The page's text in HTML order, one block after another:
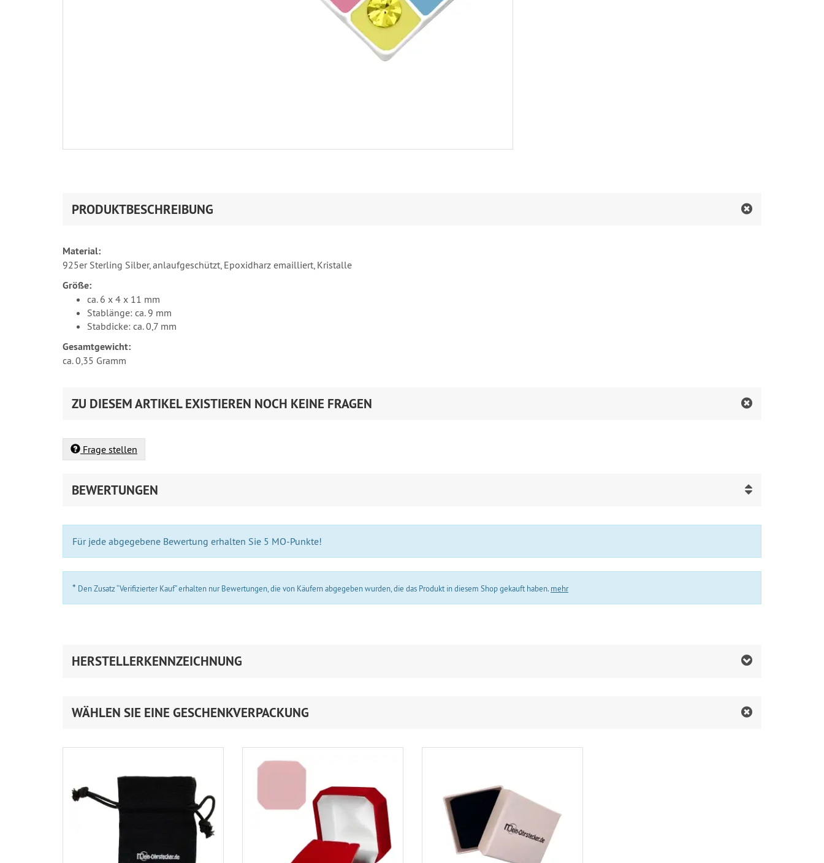
PRODUKTBESCHREIBUNG
Material:
925er Sterling Silber, anlaufgeschützt, Epoxidharz emailliert, Kristalle
Größe:
ca. 6 x 4 x 11 mm
Stablänge: ca. 9 mm
Stabdicke: ca. 0,7 mm
Gesamtgewicht:
ca. 0,35 Gramm
ZU DIESEM ARTIKEL EXISTIEREN NOCH KEINE FRAGEN
Frage stellen
BEWERTUNGEN
Für jede abgegebene Bewertung erhalten Sie 5 MO-Punkte!
* Den Zusatz “Verifizierter Kauf” erhalten nur Bewertungen, die von Käufern abgegeben wurden, die das Produkt in diesem Shop gekauft haben. mehr
HERSTELLERKENNZEICHNUNG
WÄHLEN SIE EINE GESCHENKVERPACKUNG